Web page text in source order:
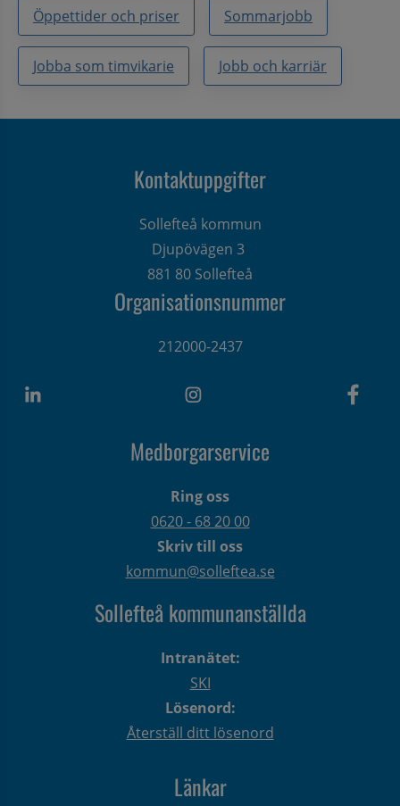
Öppettider och priser Sommarjobb
Jobba som timvikarie Jobb och karriär
Kontaktuppgifter
Sollefteå kommun
Djupövägen 3
881 80 Sollefteå
Organisationsnummer
212000-2437
Medborgarservice
Ring oss
0620 - 68 20 00
Skriv till oss
kommun@solleftea.se
Sollefteå kommunanställda
Intranätet:
SKI
Lösenord:
Återställ ditt lösenord
Länkar